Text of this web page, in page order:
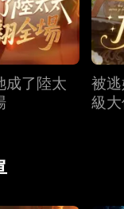
成了陸太
被
級